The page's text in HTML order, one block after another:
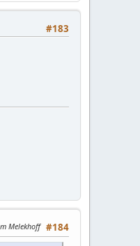
#183
#184
Melekhoff